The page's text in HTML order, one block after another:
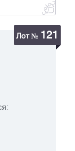
Лот № 121